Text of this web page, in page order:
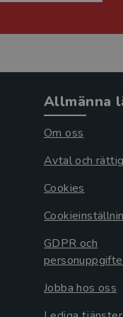
Allmänna
Om oss
Avtal och
Cookies
GDPR och
Jobba hos oss